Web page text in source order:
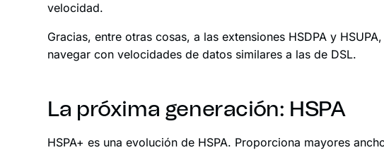
velocidad.
Gracias, entre otras cosas, a las extensiones HSDPA y
navegar con velocidades de datos similares a las de DSL.
La próxima generación: HSPA
HSPA+ es una evolución de HSPA. Proporciona mayores